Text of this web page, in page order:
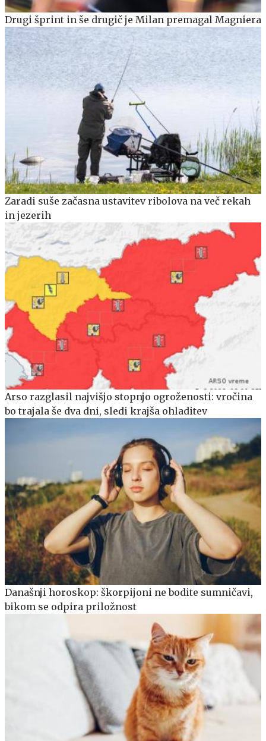
Drugi šprint in še drugič je Milan premagal Magniera
Zaradi suše začasna ustavitev ribolova na več rekah
in jezerih
Arso razglasil najvišjo stopnjo ogroženosti: vročina
bo trajala še dva dni, sledi krajša ohladitev
Današnji horoskop: škorpijoni ne bodite sumničavi,
bikom se odpira priložnost